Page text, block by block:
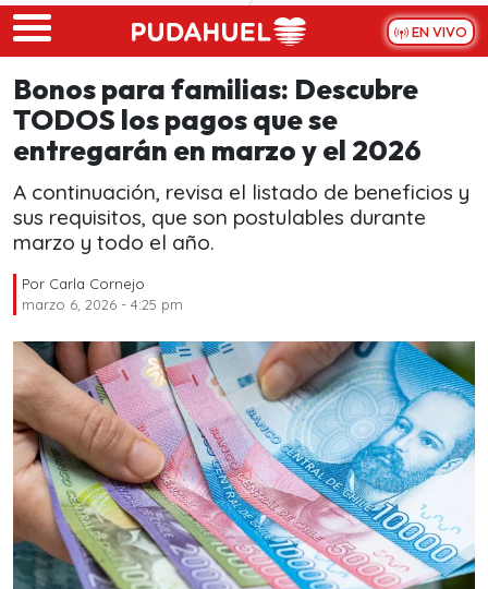
Skip to main content
EN VIVO
Bonos para familias: Descubre
TODOS los pagos que se
entregarán en marzo y el 2026
A continuación, revisa el listado de beneficios y
sus requisitos, que son postulables durante
marzo y todo el año.
Por Carla Cornejo
marzo 6, 2026 - 4:25 pm